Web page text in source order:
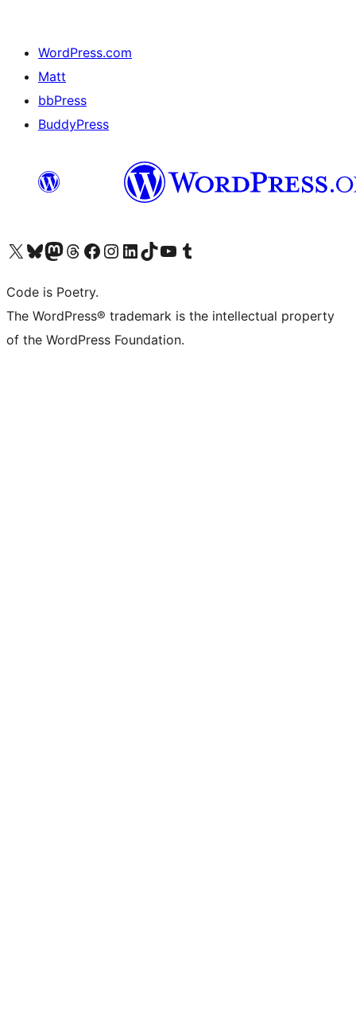
WordPress.com
Matt
bbPress
BuddyPress
Navštivte náš účet na X (dříve Twitter)
Navštivte náš Bluesky účetNavštivte náš účet Mastodon
Navštivte náš Threads účetNavštivte naši stránku na Facebooku
Navštivte náš Instagram účetNavštivte náš LinkedIn účetNavštivte náš TikTok účetNavštivte náš YouTube kanálNavštivte náš Tumblr účet
Code is Poetry.
The WordPress® trademark is the intellectual property
of the WordPress Foundation.